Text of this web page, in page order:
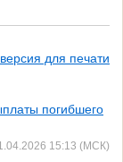
версия для печати
погибшего
15:13 (МСК)